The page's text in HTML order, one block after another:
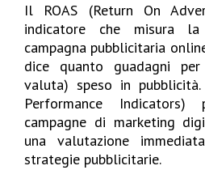
Il ROAS (Return On
indicatore che misura
campagna pubblicitaria
dice quanto guadagni
valuta) speso in
Performance
Indicators)
campagne di marketing
una valutazione
strategie pubblicitarie.